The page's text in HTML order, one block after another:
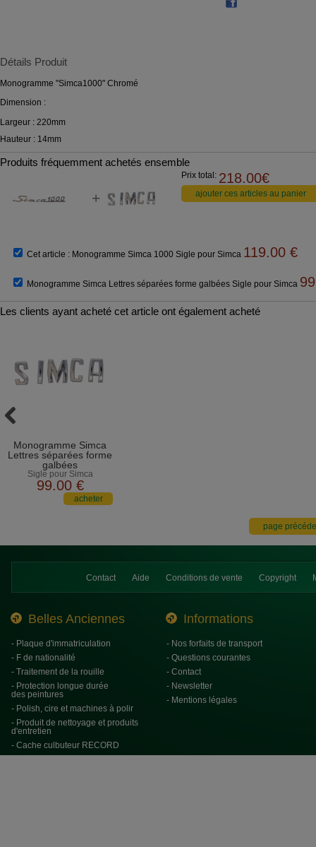
Détails Produit
Monogramme "Simca1000" Chromé
Dimension :
Largeur : 220mm
Hauteur : 14mm
Produits fréquemment achetés ensemble
+
Prix total: 218.00€
Cet article : Monogramme Simca 1000 Sigle pour Simca 119.00 €
Monogramme Simca Lettres séparées forme galbées Sigle pour Simca
Les clients ayant acheté cet article ont également acheté
Monogramme Simca
Lettres séparées forme
galbées
Sigle pour Simca
99.00 €
Contact Aide Conditions de vente Copyright
Belles Anciennes Informations
- Plaque d'immatriculation
- F de nationalité
- Traitement de la rouille
- Protection longue durée
des peintures
- Polish, cire et machines à polir
- Produit de nettoyage et produits
d'entretien
- Cache culbuteur RECORD
- Nos forfaits de transport
- Questions courantes
- Contact
- Newsletter
- Mentions légales